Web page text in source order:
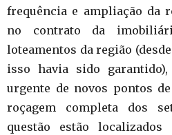
frequência e ampliação da
no contrato da
loteamentos da região
isso havia sido
urgente de novos pontos
roçagem completa dos
questão estão